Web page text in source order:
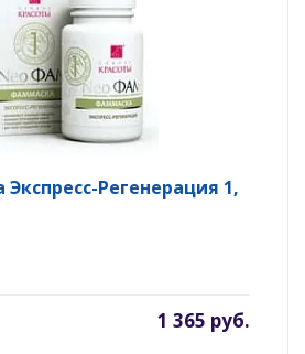
Регенерация 1,
1 365 руб.